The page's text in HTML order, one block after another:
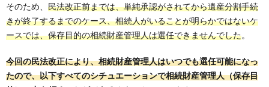
そのため、 民法改正前までは、単純承認がされてから遺産分割手続
きが終了するまでのケース、相続人がいることが明らかではないケ
ースでは、保存目的の相続財産管理人は選任できませんでした。
今回の民法改正により、相続財産管理人はいつでも選任可能になっ
たので、以下すべてのシチュエーションで相続財産管理人（保存目